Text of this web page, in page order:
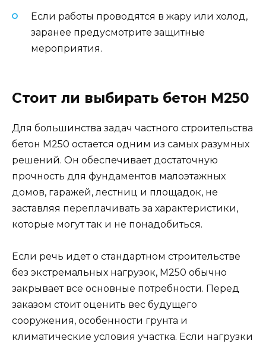
Если работы проводятся в жару или холод,
заранее предусмотрите защитные
мероприятия.
Стоит ли выбирать бетон М250
Для большинства задач частного строительства
бетон М250 остается одним из самых разумных
решений. Он обеспечивает достаточную
прочность для фундаментов малоэтажных
домов, гаражей, лестниц и площадок, не
заставляя переплачивать за характеристики,
которые могут так и не понадобиться.
Если речь идет о стандартном строительстве
без экстремальных нагрузок, М250 обычно
закрывает все основные потребности. Перед
заказом стоит оценить вес будущего
сооружения, особенности грунта и
климатические условия участка. Если нагрузки